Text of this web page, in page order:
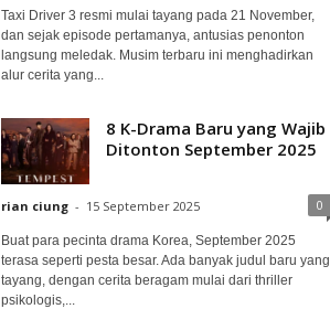
Taxi Driver 3 resmi mulai tayang pada 21 November,
dan sejak episode pertamanya, antusias penonton
langsung meledak. Musim terbaru ini menghadirkan
alur cerita yang...
8 K-Drama Baru yang Wajib
Ditonton September 2025
rian ciung - 15 September 2025 0
Buat para pecinta drama Korea, September 2025
terasa seperti pesta besar. Ada banyak judul baru yang
tayang, dengan cerita beragam mulai dari thriller
psikologis,...